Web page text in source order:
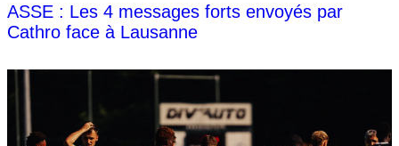
ASSE : Les 4 messages forts envoyés par
Cathro face à Lausanne